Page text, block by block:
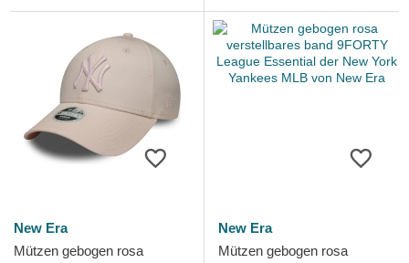
New Era
Mützen gebogen rosa
New Era
Mützen gebogen rosa